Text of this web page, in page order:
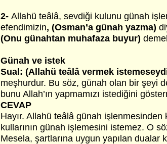
2- Allahü teâlâ, sevdiği kulunu günah
efendimizin, (Osman’a günah yazma)
(Onu günahtan muhafaza buyur)
Günah ve istek
Sual: (Allahü teâlâ vermek
meşhurdur. Bu söz, günah olan bir şeyi
bunu Allah’ın yapmamızı istediğini
CEVAP
Hayır. Allahü teâlâ günah işlenmesinden
kullarının günah işlemesini istemez. O
Mesela, şartlarına uygun yapılan dualar